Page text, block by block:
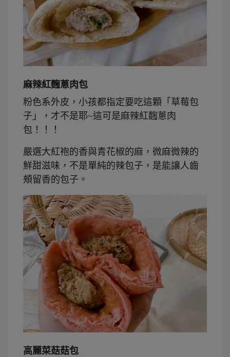
麻辣紅麴蔥肉包
粉色系外皮，小孩都指定要吃這顆「草莓包
子」，才不是耶~這可是麻辣紅麴蔥肉
包！！！
嚴選大紅袍的香與青花椒的麻，微麻微辣的
鮮甜滋味，不是單純的辣包子，是能讓人齒
頰留香的包子。
高麗菜菇菇包